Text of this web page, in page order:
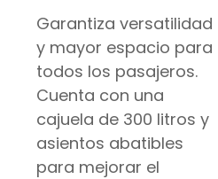
Garantiza versatilidad
y mayor espacio para
todos los pasajeros.
Cuenta con una
cajuela de 300 litros y
asientos abatibles
para mejorar el